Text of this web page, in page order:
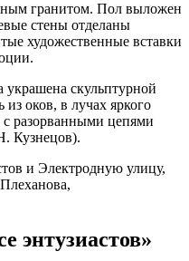
гранитом. Пол выложен
стены отделаны
художественные вставки
украшена скульптурной
оков, в лучах яркого
разорванными цепями
Кузнецов).
и Электродную улицу,